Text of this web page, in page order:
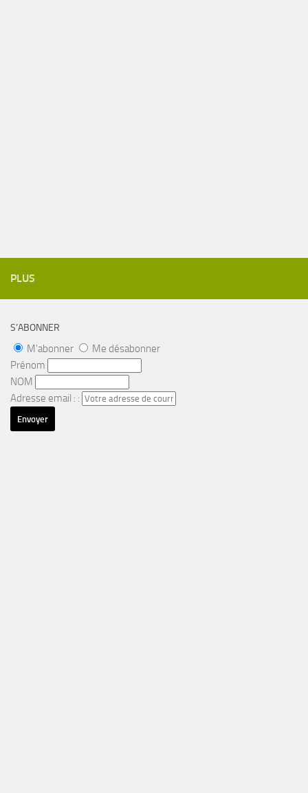
PLUS
S’ABONNER
M'abonner
Me désabonner
Prénom
NOM
Adresse email : :